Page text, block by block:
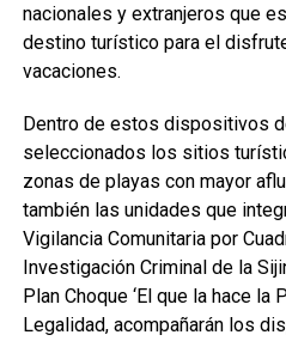
nacionales y extranjeros que
destino turístico para el
vacaciones.
Dentro de estos dispositivos
seleccionados los sitios
zonas de playas con mayor
también las unidades que
Vigilancia Comunitaria por
Investigación Criminal de la
Plan Choque ‘El que la hace la
Legalidad, acompañarán los